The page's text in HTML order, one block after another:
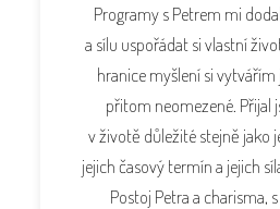
Programy s Petrem mi
a sílu uspořádat si vlastní
hranice myšlení si vytvářím
přitom neomezené. Přijal
v životě důležité stejně jako
jejich časový termín a jejich
Postoj Petra a charisma,